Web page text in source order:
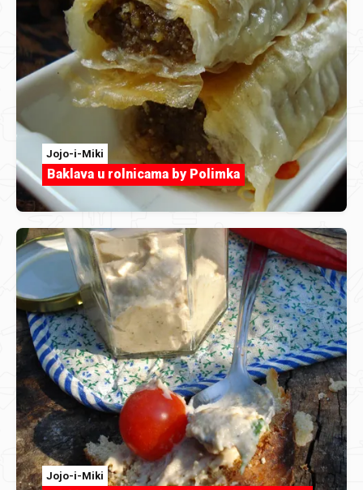
Jojo-i-Miki
Baklava u rolnicama by Polimka
Jojo-i-Miki